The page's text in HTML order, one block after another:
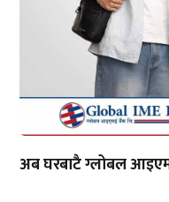
अब घरबाटै ग्लोबल